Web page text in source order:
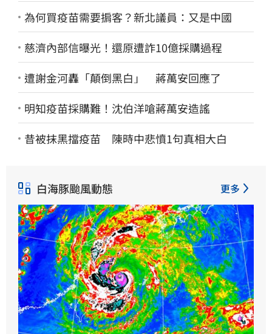
為何買疫苗需要掮客？新北議員：又是中國
慈濟內部信曝光！還原遭詐10億採購過程
遭謝金河轟「顛倒黑白」 蔣萬安回應了
明知疫苗採購難！沈伯洋嗆蔣萬安造謠
昔被抹黑擋疫苗 陳時中悲憤1句真相大白
白海豚颱風動態 更多